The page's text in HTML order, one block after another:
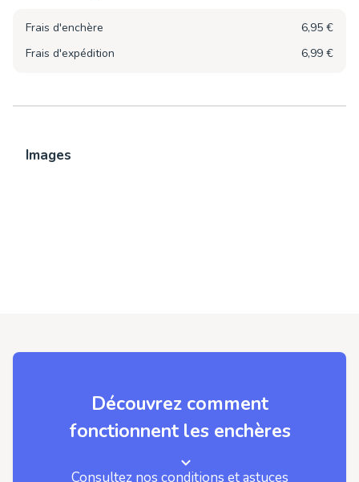
Frais d'enchère
6,95 €
Frais d'expédition
6,99 €
Images
Découvrez comment
fonctionnent les enchères
Consultez nos conditions et astuces